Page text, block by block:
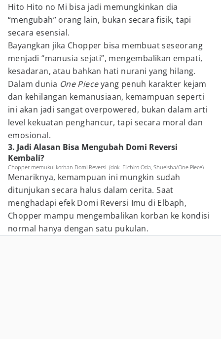
Hito Hito no Mi bisa jadi memungkinkan dia
“mengubah” orang lain, bukan secara fisik, tapi
secara esensial.
Bayangkan jika Chopper bisa membuat seseorang
menjadi “manusia sejati”, mengembalikan empati,
kesadaran, atau bahkan hati nurani yang hilang.
Dalam dunia One Pieceyang penuh karakter kejam
dan kehilangan kemanusiaan, kemampuan seperti
ini akan jadi sangat overpowered, bukan dalam arti
level kekuatan penghancur, tapi secara moral dan
emosional.
3. Jadi Alasan Bisa Mengubah Domi Reversi
Kembali?
Chopper memukul korban Domi Reversi. (dok. Eiichiro Oda, Shueisha/One Piece)
Menariknya, kemampuan ini mungkin sudah
ditunjukan secara halus dalam cerita. Saat
menghadapi efek Domi Reversi Imu di Elbaph,
Chopper mampu mengembalikan korban ke kondisi
normal hanya dengan satu pukulan.